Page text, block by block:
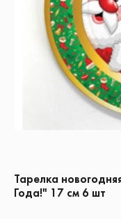
Тарелка
Года!" 17 см 6 шт